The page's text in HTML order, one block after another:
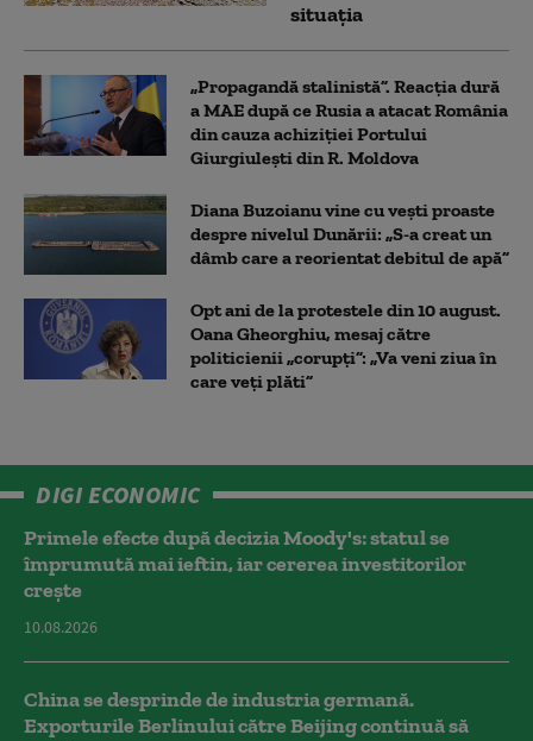
situația
„Propagandă stalinistă”. Reacția dură
a MAE după ce Rusia a atacat România
din cauza achiziției Portului
Giurgiulești din R. Moldova
Diana Buzoianu vine cu vești proaste
despre nivelul Dunării: „S-a creat un
dâmb care a reorientat debitul de apă”
Opt ani de la protestele din 10 august.
Oana Gheorghiu, mesaj către
politicienii „corupți”: „Va veni ziua în
care veţi plăti”
DIGI ECONOMIC
Primele efecte după decizia Moody's: statul se
împrumută mai ieftin, iar cererea investitorilor
crește
10.08.2026
China se desprinde de industria germană.
Exporturile Berlinului către Beijing continuă să